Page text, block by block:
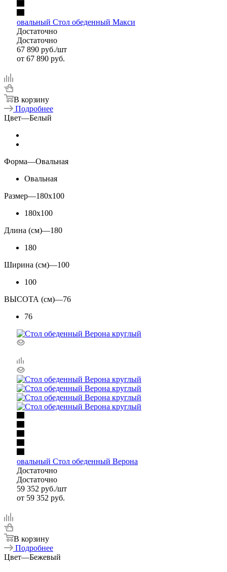
овальный Стол обеденный Макси
Достаточно
Достаточно
67 890 руб./шт
от 67 890 руб.
В корзину
Подробнее
Цвет—Белый
Форма—Овальная
Овальная
Размер—180x100
180x100
Длина (см)—180
180
Ширина (см)—100
100
ВЫСОТА (см)—76
76
овальный Стол обеденный Верона
Достаточно
Достаточно
59 352 руб./шт
от 59 352 руб.
В корзину
Подробнее
Цвет—Бежевый